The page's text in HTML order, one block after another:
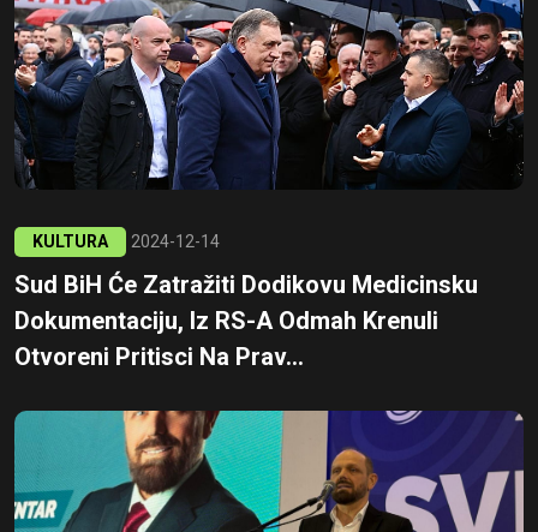
KULTURA 2024-12-14
Sud BiH Će Zatražiti Dodikovu Medicinsku
Dokumentaciju, Iz RS-A Odmah Krenuli
Otvoreni Pritisci Na Prav...